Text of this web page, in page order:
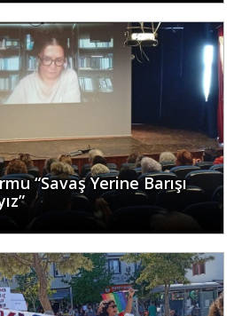
“Savaş Yerine Barışı